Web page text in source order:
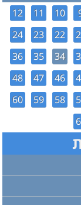
10
11
12
22
23
24
34
35
36
46
47
48
58
59
60